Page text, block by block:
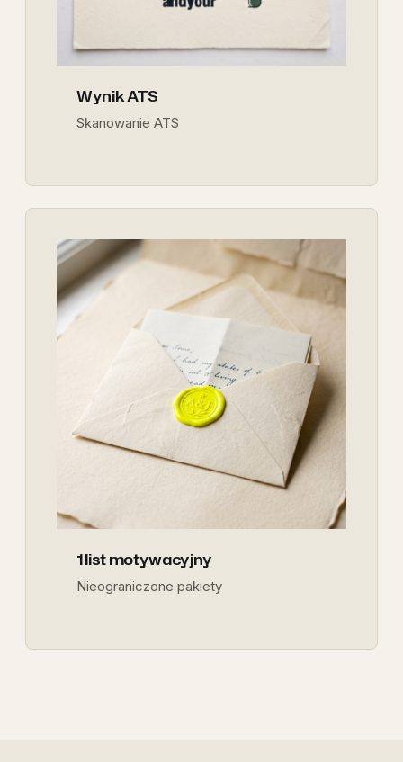
Wynik ATS
Skanowanie ATS
1 list motywacyjny
Nieograniczone pakiety